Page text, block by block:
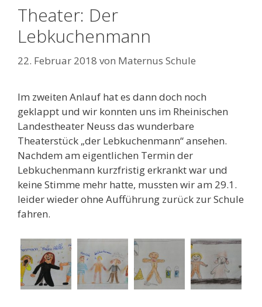
Theater: Der
Lebkuchenmann
22. Februar 2018 von Maternus Schule
Im zweiten Anlauf hat es dann doch noch
geklappt und wir konnten uns im Rheinischen
Landestheater Neuss das wunderbare
Theaterstück „der Lebkuchenmann“ ansehen.
Nachdem am eigentlichen Termin der
Lebkuchenmann kurzfristig erkrankt war und
keine Stimme mehr hatte, mussten wir am 29.1.
leider wieder ohne Aufführung zurück zur Schule
fahren.